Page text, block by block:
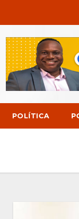
POLÍTICA